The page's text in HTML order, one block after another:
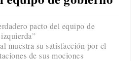
pacto del equipo de
muestra su satisfacción por el
de sus mociones